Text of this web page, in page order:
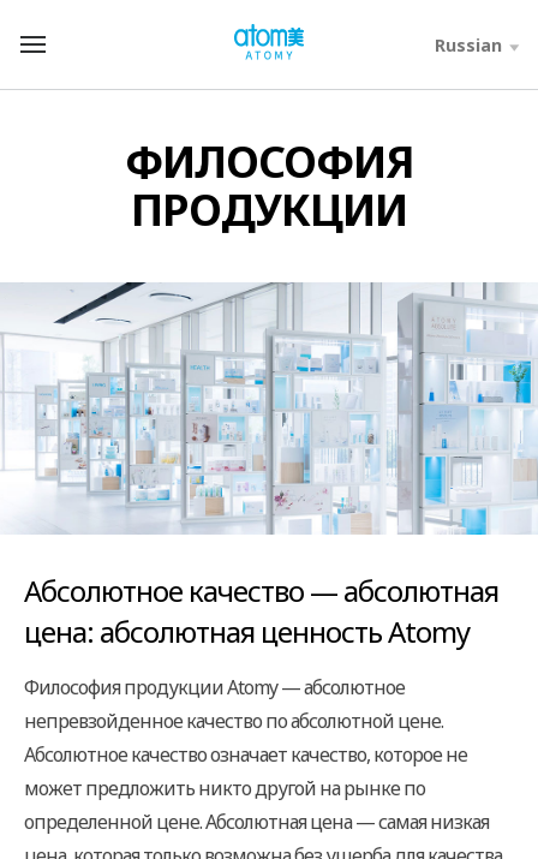
바
Russian
t
ФИЛОСОФИЯ
ПРОДУКЦИИ
Абсолютное качество — абсолютная
цена: абсолютная ценность Atomy
Философия продукции Atomy — абсолютное
непревзойденное качество по абсолютной цене.
Абсолютное качество означает качество, которое не
может предложить никто другой на рынке по
определенной цене. Абсолютная цена — самая низкая